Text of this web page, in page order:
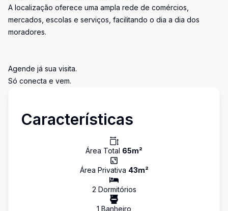
A localização oferece uma ampla rede de comércios,
mercados, escolas e serviços, facilitando o dia a dia dos
moradores.
Agende já sua visita.
Só conecta e vem.
Características
Área Total 65m²
Área Privativa 43m²
2 Dormitórios
1 Banheiro